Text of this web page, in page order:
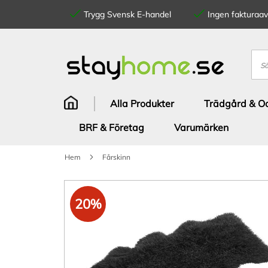
Trygg Svensk E-handel Ingen
innehållet
Sök
Alla Produkter Trädgård &
BRF & Företag
Varumärken
Hem Fårskinn
Hoppa
till
slutet
20%